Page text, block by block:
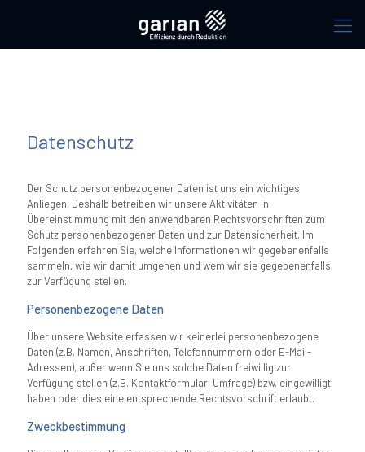
Datenschutz
Der Schutz personenbezogener Daten ist uns ein wichtiges
Anliegen. Deshalb betreiben wir unsere Aktivitäten in
Übereinstimmung mit den anwendbaren Rechtsvorschriften zum
Schutz personenbezogener Daten und zur Datensicherheit. Im
Folgenden erfahren Sie, welche Informationen wir gegebenenfalls
sammeln, wie wir damit umgehen und wem wir sie gegebenenfalls
zur Verfügung stellen.
Personenbezogene Daten
Über unsere Website erfassen wir keinerlei personenbezogene
Daten (z.B. Namen, Anschriften, Telefonnummern oder E-Mail-
Adressen), außer wenn Sie uns solche Daten freiwillig zur
Verfügung stellen (z.B. Kontaktformular, Umfrage) bzw. eingewilligt
haben oder dies eine entsprechende Rechtsvorschrift erlaubt.
Zweckbestimmung